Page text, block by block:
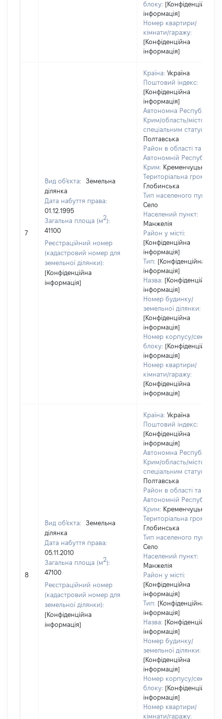
блоку: [Конфіденційна
інформація]
Номер квартири/
кімнати/гаражу:
[Конфіденційна
інформація]
7
Вид об'єкта:
Земельна
ділянка
Дата набуття права:
01.12.1995
Загальна площа (м2):
41100
Реєстраційний номер
(кадастровий номер для
земельної ділянки):
[Конфіденційна
інформація]
Країна: Україна
Поштовий індекс:
[Конфіденційна
інформація]
Автономна Республіка
Крим/область/місто зі
спеціальним статусом:
Полтавська
Район в області та
Автономній Республіці
Крим: Кременчуцький
Територіальна громада:
Глобинська
Тип населеного пункту:
Село
Населений пункт:
Манжелія
Район у місті:
[Конфіденційна
інформація]
Тип: [Конфіденційна
інформація]
Назва: [Конфіденційна
інформація]
Номер будинку/
земельної ділянки:
[Конфіденційна
інформація]
Номер корпусу/секції/
блоку: [Конфіденційна
інформація]
Номер квартири/
кімнати/гаражу:
[Конфіденційна
інформація]
8
Вид об'єкта:
Земельна
ділянка
Дата набуття права:
05.11.2010
Загальна площа (м2):
47100
Реєстраційний номер
(кадастровий номер для
земельної ділянки):
[Конфіденційна
інформація]
Країна: Україна
Поштовий індекс:
[Конфіденційна
інформація]
Автономна Республіка
Крим/область/місто зі
спеціальним статусом:
Полтавська
Район в області та
Автономній Республіці
Крим: Кременчуцький
Територіальна громада:
Глобинська
Тип населеного пункту:
Село
Населений пункт:
Манжелія
Район у місті:
[Конфіденційна
інформація]
Тип: [Конфіденційна
інформація]
Назва: [Конфіденційна
інформація]
Номер будинку/
земельної ділянки:
[Конфіденційна
інформація]
Номер корпусу/секції/
блоку: [Конфіденційна
інформація]
Номер квартири/
кімнати/гаражу: